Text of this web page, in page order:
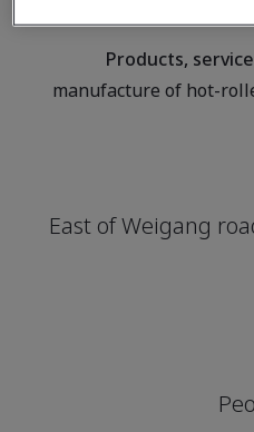
Products,
manufacture of hot-
East of Weigang